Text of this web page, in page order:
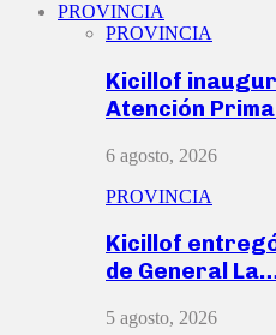
PROVINCIA
PROVINCIA
Kicillof
Atención
6 agosto, 2026
PROVINCIA
Kicillof
de General
5 agosto, 2026